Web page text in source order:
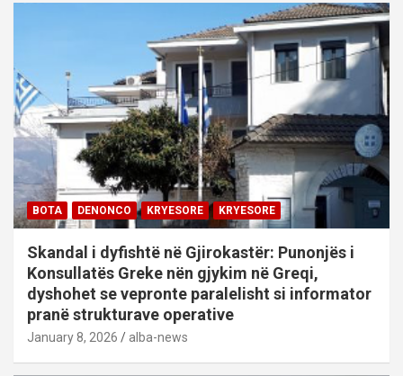
BOTA DENONCO KRYESORE KRYESORE
Skandal i dyfishtë në Gjirokastër: Punonjës i
Konsullatës Greke nën gjykim në Greqi,
dyshohet se vepronte paralelisht si informator
pranë strukturave operative
January 8, 2026 alba-news